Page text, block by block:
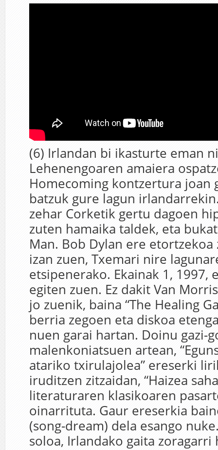
(6) Irlandan bi ikasturte eman
Lehenengoaren amaiera
Homecoming kontzertura joan
batzuk gure lagun
zehar Corketik gertu dagoen
zuten hamaika taldek, eta
Man. Bob Dylan ere etortzekoa
izan zuen, Txemari nire
etsipenerako. Ekainak 1, 1997,
egiten zuen. Ez dakit Van
jo zuenik, baina “The Healing
berria zegoen eta diskoa
nuen garai hartan. Doinu gazi-
malenkoniatsuen artean,
atariko txirulajolea” ereserki
iruditzen zitzaidan, “Haizea
literaturaren klasikoaren
oinarrituta. Gaur ereserkia
(song-dream) dela esango
soloa, Irlandako gaita